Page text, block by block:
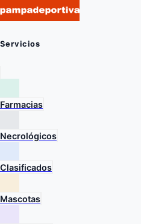
Servicios
Farmacias
Necrológicos
Clasificados
Mascotas